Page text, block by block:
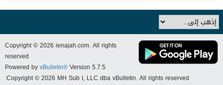
Copyright © 2026 ienajah.com. All rights
reserved
Powered byvBulletin®Version 5.7.5
Copyright © 2026 MH Sub I, LLC dba vBulletin. All rights reserved.